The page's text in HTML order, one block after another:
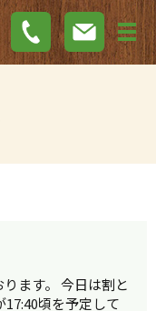
メ
ます。 今日は割と
頃を予定して